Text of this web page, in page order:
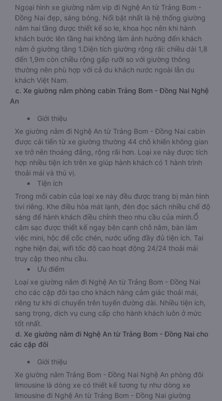
Ngoại hình xe giường nằm vip đi Nghệ An từ Trảng Bom -
Đồng Nai đẹp, sáng bóng. Nổi bật nhất là hệ thống giường
nằm hai tầng được thiết kế so le, khoa học nên khi hành
khách bước lên tầng hai không làm ảnh hưởng đến khách
nằm ở giường tầng 1.Diện tích giường rộng rãi: chiều dài 1,8
đến 1,9m còn chiều rộng gấp rưỡi so với giường thông
thường nên phù hợp với cả du khách nước ngoài lẫn du
khách Việt Nam.
c. Xe giường nằm phòng cabin Trảng Bom - Đồng Nai Nghệ
An
Giới thiệu
Xe giường nằm đi Nghệ An từ Trảng Bom - Đồng Nai cabin
được cải tiến từ xe giường thường 44 chỗ khiến không gian
xe trở nên thoáng đãng, rộng rãi hơn. Loại xe này được tích
hợp nhiều tiện ích trên xe giúp hành khách có 1 hành trình
thoải mái và thú vị.
Tiện ích
Trong mỗi cabin của loại xe này đều được trang bị màn hình
tivi riêng. Khe điều hòa mát lạnh, đèn đọc sách nhiều chế độ
sáng để hành khách điều chỉnh theo nhu cầu của mình.Ổ
cắm sạc được thiết kế ngay bên cạnh chỗ nằm, bàn làm
việc mini, hộc để cốc chén, nước uống đầy đủ tiện ích. Tai
nghe hiện đại, wifi tốc độ cao hoạt động 24/24 thoải mái
truy cập theo nhu cầu.
Ưu điểm
Loại xe giường nằm đi Nghệ An từ Trảng Bom - Đồng Nai
cho các cặp đôi tạo cho khách hàng cảm giác thoải mái,
riêng tư khi di chuyển trên tuyến đường dài. Nhiều tiện ích,
sang trọng, dịch vụ cung cấp cho hành khách luôn ở mức
tốt nhất.
d. Xe giường nằm đi Nghệ An từ Trảng Bom - Đồng Nai cho
các cặp đôi
Giới thiệu
Xe giường nằm Trảng Bom - Đồng Nai Nghệ An phòng đôi
limousine là dòng xe có thiết kế tương tự như dòng xe
limousine đi Nghệ An từ Trảng Bom - Đồng Nai giường